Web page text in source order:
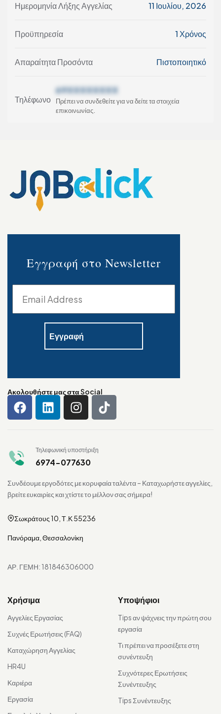
Ημερομηνία Λήξης Αγγελίας 11 Ιουλίου, 2026
Προϋπηρεσία 1 Χρόνος
Απαραίτητα Προσόντα Πιστοποιητικό
Τηλέφωνο
69XXXXXXXX
Πρέπει να συνδεθείτε για να δείτε τα στοιχεία
επικοινωνίας.
Εγγραφή στο Newsletter
Ακολουθήστε μας στα Social
Τηλεφωνική υποστήριξη
6974-077630
Συνδέουμε εργοδότες με κορυφαία ταλέντα – Καταχωρήστε αγγελίες,
βρείτε ευκαιρίες και χτίστε το μέλλον σας σήμερα!
Σωκράτους 10, Τ.Κ 55236
Πανόραμα, Θεσσαλονίκη
ΑΡ. ΓΕΜΗ: 181846306000
Χρήσιμα
Αγγελίες Εργασίας
Συχνές Ερωτήσεις (FAQ)
Καταχώρηση Αγγελίας
HR4U
Καριέρα
Εργασία
Υποψήφιοι
Tips αν ψάχνεις την πρώτη σου
εργασία
Τι πρέπει να προσέξετε στη
συνέντευξη
Συχνότερες Ερωτήσεις
Συνέντευξης
Tips Συνέντευξης